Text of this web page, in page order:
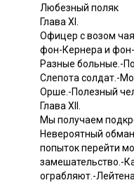
Любезный поляк
Глава XI.
Офицер с возом
фон-Кернера и
Разные больные.-
Слепота солдат.-
Oршe.-Полезный
Глава XII.
Мы получаем
Невероятный
попыток перейти
замешательство.-
ограбляют.-